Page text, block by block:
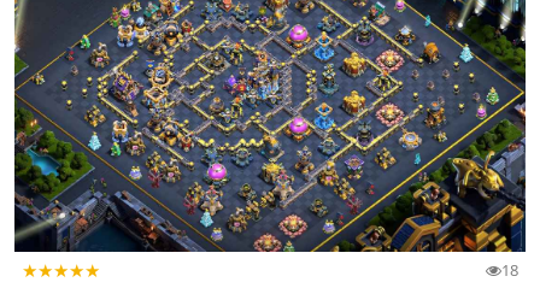
★★★★★ 18